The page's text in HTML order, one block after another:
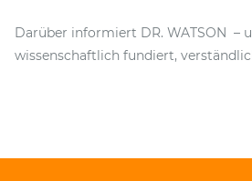
Darüber informiert DR. WATSON –
wissenschaftlich fundiert,